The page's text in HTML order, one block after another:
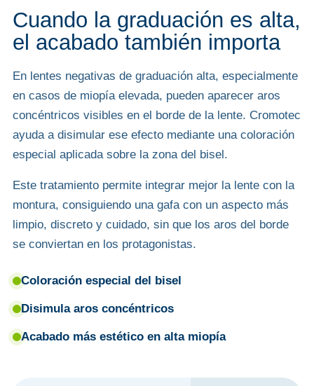
Cuando la graduación es alta,
el acabado también importa
En lentes negativas de graduación alta, especialmente
en casos de miopía elevada, pueden aparecer aros
concéntricos visibles en el borde de la lente. Cromotec
ayuda a disimular ese efecto mediante una coloración
especial aplicada sobre la zona del bisel.
Este tratamiento permite integrar mejor la lente con la
montura, consiguiendo una gafa con un aspecto más
limpio, discreto y cuidado, sin que los aros del borde
se conviertan en los protagonistas.
Coloración especial del bisel
Disimula aros concéntricos
Acabado más estético en alta miopía